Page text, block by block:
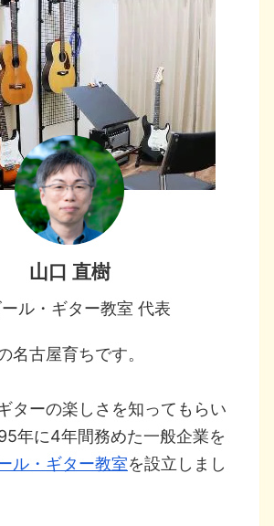
山口 直樹
ル・ギター教室 代表
名古屋育ちです。
ターの楽しさを知ってもらい
年に4年間務めた一般企業を
ル・ギター教室を設立しまし